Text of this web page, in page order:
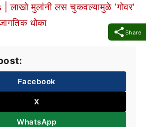
Share
लाखो मुलांनी लस चुकवल्यामुळे ‘गोवर’
धोका
Facebook
X
WhatsApp